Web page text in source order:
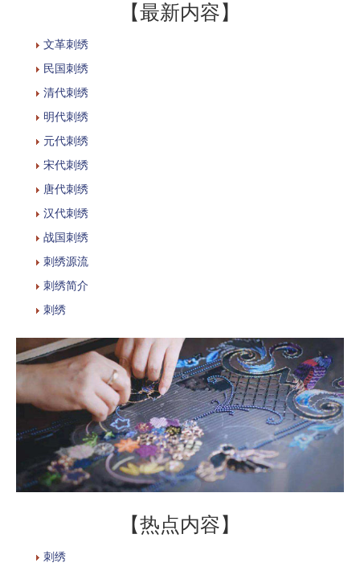
【最新内容】
文革刺绣
民国刺绣
清代刺绣
明代刺绣
元代刺绣
宋代刺绣
唐代刺绣
汉代刺绣
战国刺绣
刺绣源流
刺绣简介
刺绣
【热点内容】
刺绣